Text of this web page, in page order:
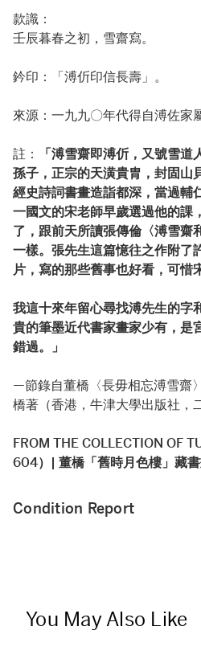
款識：
壬辰暮春之初，雪齋寫。
鈐印：「溥伒印信長壽」。
來源：一九九〇年代得自溥佐家
註：
「溥雪齋即溥伒，又號雪
孫子，正宗的天潢貴胄，封固山
經史詩詞書畫造詣都深，當過輔
一國文的宋老師早歲選過他的課
了，跟前天所讀張傳倫〈溥雪齋
一樣。張先生這篇憶往之作附了
片，寫的那些舊事也好看，可惜
我這十來年留心尋找溥先生的字
貴的筆墨近代書家畫家少有，是
錯過。」
—節錄自董橋〈長毋相忘溥雪齋
橋著（香港，牛津大學出版社，
FROM THE COLLECTION OF
604）| 董橋「舊時月色樓」藏
Condition Report
You May Also Like